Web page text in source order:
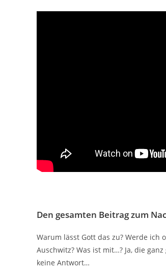
Den gesamten Beitrag zum
Warum lässt Gott das zu? Werde
Auschwitz? Was ist mit…? Ja, die
keine Antwort…